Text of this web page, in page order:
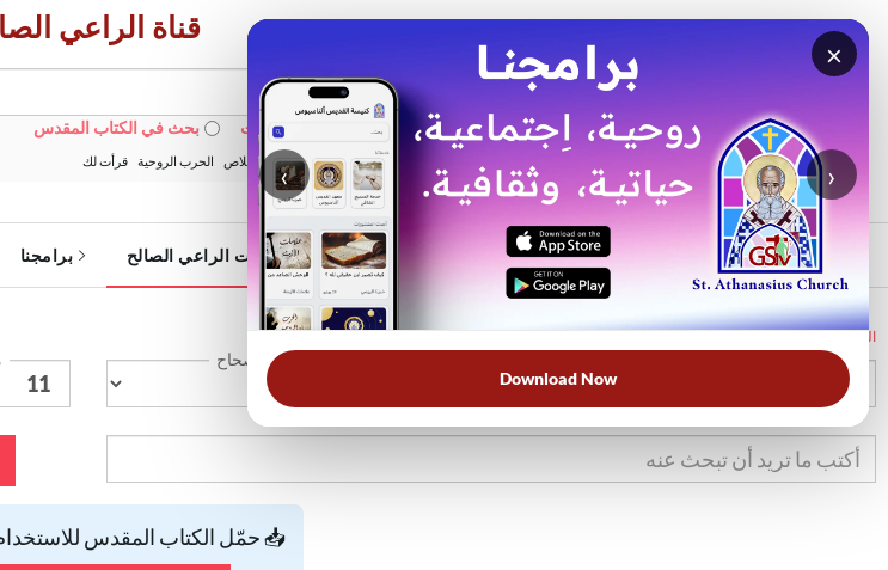
×
‹ ›
Download Now
قناة الراعي
بحث في الويبسايت بحث في الكتاب المقدس
الأكثر بحثًا: خبزنا اليومي الخلاص الحرب الروحية قرأت لك
الرئيسية خدمات الراعي الصالح برامجنا
الرئيسية
الإصحاح
📥 حمّل الكتاب المقدس